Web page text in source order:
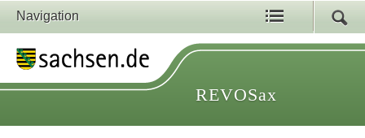
Navigation
REVOSax